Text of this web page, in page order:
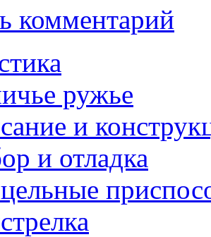
комментарий
ружье
и
и отладка